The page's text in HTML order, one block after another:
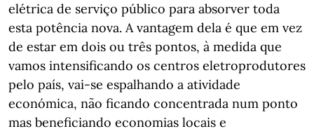
elétrica de serviço público para absorver toda
esta potência nova. A vantagem dela é que em vez
de estar em dois ou três pontos, à medida que
vamos intensificando os centros eletroprodutores
pelo país, vai-se espalhando a atividade
económica, não ficando concentrada num ponto
mas beneficiando economias locais e